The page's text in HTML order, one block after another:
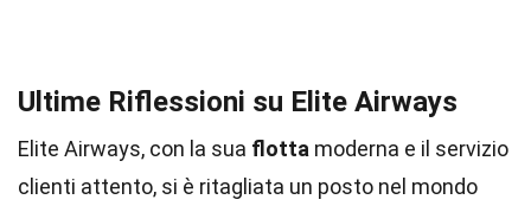
Ultime Riflessioni su Elite Airways
Elite Airways, con la sua flotta moderna e il servizio
clienti attento, si è ritagliata un posto nel mondo